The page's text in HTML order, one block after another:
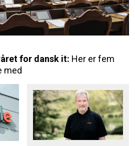
for dansk it: Her er fem
med